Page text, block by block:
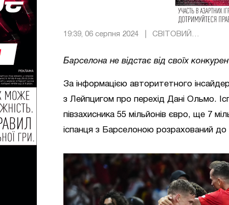
19:39, 06 серпня 2024
Барселона не відстає від своїх
За інформацією авторитетного
з Лейпцигом про перехід Дані Ольмо.
півзахисника 55 мільйонів євро, ще 7
іспанця з Барселоною розрахований до